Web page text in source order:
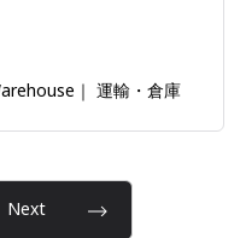
｜ 運輸・倉庫
Next